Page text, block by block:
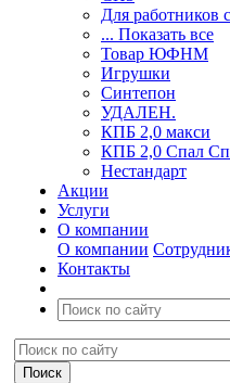
Для работников
... Показать все
Товар ЮФНМ
Игрушки
Синтепон
УДАЛЕН.
КПБ 2,0 макси
КПБ 2,0 Спал
Нестандарт
Акции
Услуги
О компании
О компании
Контакты